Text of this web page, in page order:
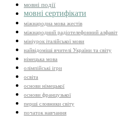
мовні події
мовні сертифікати
міжнародна мова жестів
міжнародний радіотелефонний алфавіт
мініурок італійської мови
найвідоміші вчителі України та світу
німецька мова
олімпійські ігри
освіта
основи німецької
основи французької
перші словники світу
початок навчання